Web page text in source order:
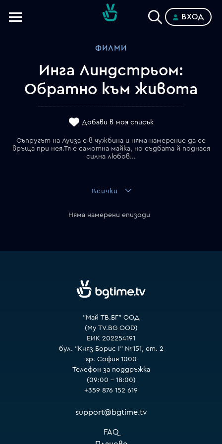
Планове
ВХОД
ФИЛМИ
Инга Линдстрьом:
Обратно към живота
Добави в моя списък
Съпругът на Луиза е в чужбина и няма намерение да се
връща при нея.Тя е самотна майка, но съдбата й поднася
силна любов...
Всички
Няма намерени епизоди
"Май ТВ.БГ" ООД
(My TV.BG OOD)
ЕИК 202254191
бул. "Княз Борис I" №151, ет. 2
гр. София 1000
Телефон за поддръжка
(09:00 – 18:00)
+359 876 152 619
support@bgtime.tv
FAQ